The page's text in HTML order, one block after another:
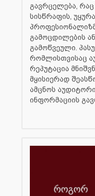
გავრცელება, რაც
სისწრაფის,
გამოცდილების
გამოწვეული.
რომლისთვისაც
რეპუტაცია
მყისიერად
ამცნოს
ინფორმაციის